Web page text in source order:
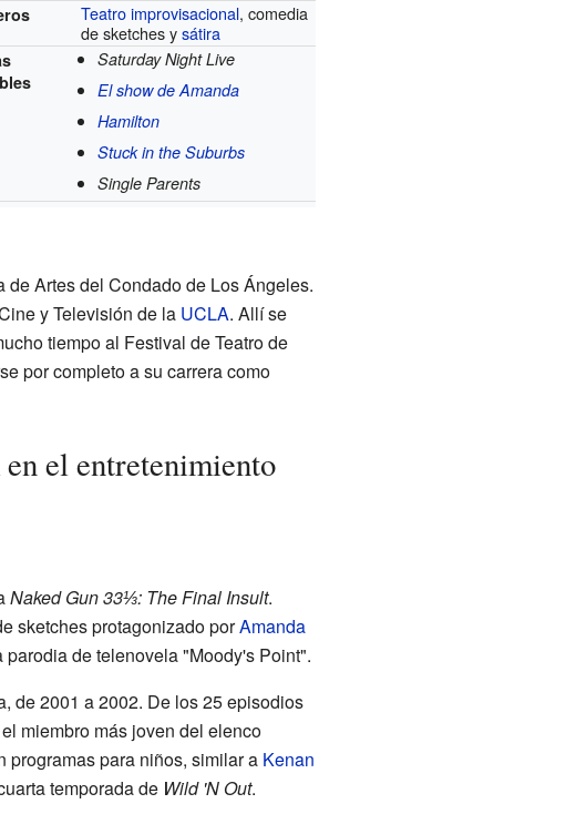
Teatro improvisacional, comedia
de sketches ysátira
Saturday Night Live
El show de Amanda
Hamilton
Stuck in the Suburbs
Single Parents
Artes del Condado de Los Ángeles.
y Televisión de la UCLA. Allí se
tiempo al Festival de Teatro de
por completo a su carrera como
el entretenimiento
Naked Gun 33⅓: The Final Insult.
sketches protagonizado porAmanda
de telenovela "Moody's Point".
de 2001 a 2002. De los 25 episodios
miembro más joven del elenco
para niños, similar a Kenan
temporada de Wild 'N Out.